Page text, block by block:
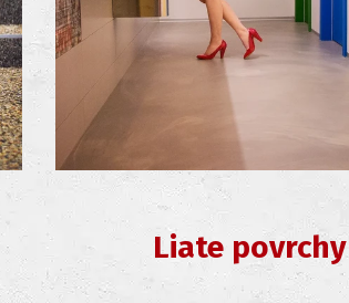
Liate povrchy